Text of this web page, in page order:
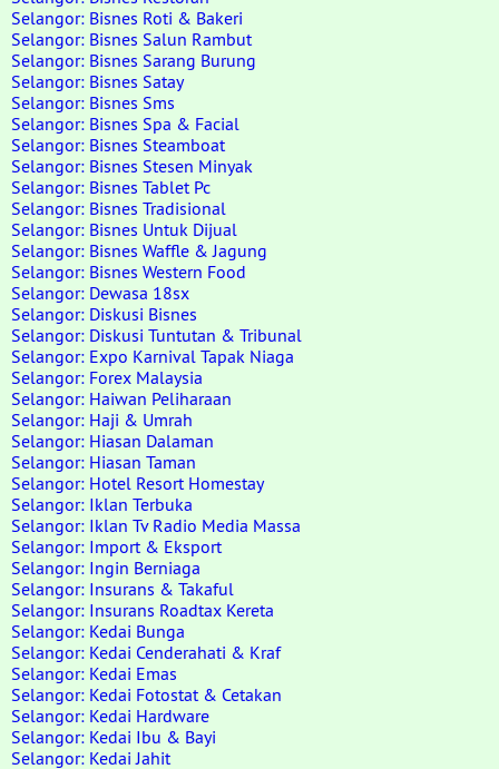
Selangor: Bisnes Roti & Bakeri
Selangor: Bisnes Salun Rambut
Selangor: Bisnes Sarang Burung
Selangor: Bisnes Satay
Selangor: Bisnes Sms
Selangor: Bisnes Spa & Facial
Selangor: Bisnes Steamboat
Selangor: Bisnes Stesen Minyak
Selangor: Bisnes Tablet Pc
Selangor: Bisnes Tradisional
Selangor: Bisnes Untuk Dijual
Selangor: Bisnes Waffle & Jagung
Selangor: Bisnes Western Food
Selangor: Dewasa 18sx
Selangor: Diskusi Bisnes
Selangor: Diskusi Tuntutan & Tribunal
Selangor: Expo Karnival Tapak Niaga
Selangor: Forex Malaysia
Selangor: Haiwan Peliharaan
Selangor: Haji & Umrah
Selangor: Hiasan Dalaman
Selangor: Hiasan Taman
Selangor: Hotel Resort Homestay
Selangor: Iklan Terbuka
Selangor: Iklan Tv Radio Media Massa
Selangor: Import & Eksport
Selangor: Ingin Berniaga
Selangor: Insurans & Takaful
Selangor: Insurans Roadtax Kereta
Selangor: Kedai Bunga
Selangor: Kedai Cenderahati & Kraf
Selangor: Kedai Emas
Selangor: Kedai Fotostat & Cetakan
Selangor: Kedai Hardware
Selangor: Kedai Ibu & Bayi
Selangor: Kedai Jahit